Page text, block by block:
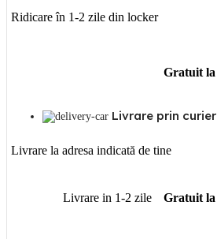
Ridicare în 1-2 zile din locker
Gratuit la
Livrare prin
Livrare la adresa indicată de tine
Livrare in 1-2 zile Gratuit la